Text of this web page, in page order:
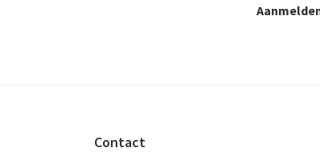
Contact